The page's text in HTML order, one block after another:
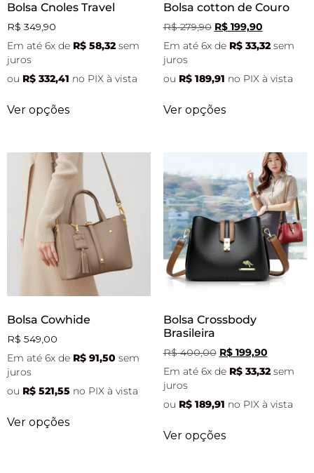
Bolsa Cnoles Travel
R$ 349,90
Em até 6x de R$ 58,32 sem
juros
ou R$ 332,41 no PIX à vista
Ver opções
Bolsa cotton de Couro
R$279,90 R$199,90
Em até 6x de R$33,32 sem
juros
ou R$189,91 no PIX à vista
Ver opções
Bolsa Cowhide
R$ 549,00
Em até 6x de R$ 91,50 sem
juros
ou R$ 521,55 no PIX à vista
Ver opções
Bolsa Crossbody
Brasileira
R$400,00 R$199,90
Em até 6x de R$33,32 sem
juros
ou R$189,91 no PIX à vista
Ver opções